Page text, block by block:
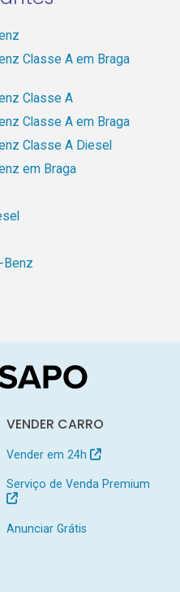
Classe A em Braga
Classe A
Classe A em Braga
Classe A Diesel
em Braga
Benz
VENDER CARRO
Vender em 24h
Serviço de Venda Premium
Anunciar Grátis